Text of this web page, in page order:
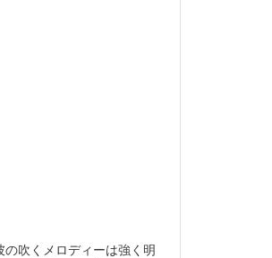
吹くメロディーは強く明